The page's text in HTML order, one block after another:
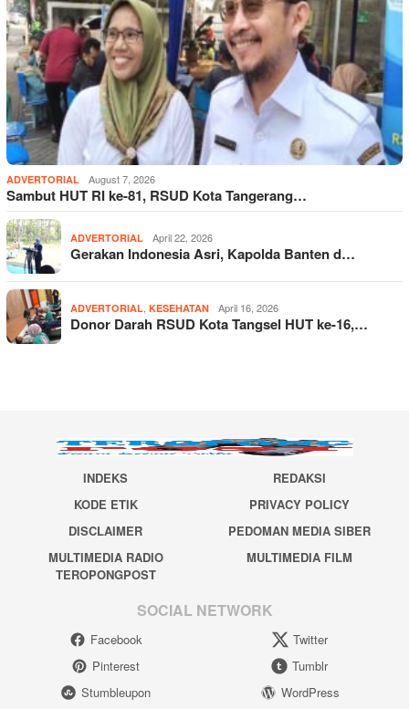
ADVERTORIAL August 7, 2026
Sambut HUT RI ke-81, RSUD Kota Tangerang…
ADVERTORIAL April 22, 2026
Gerakan Indonesia Asri, Kapolda Banten d…
ADVERTORIAL, KESEHATAN April 16, 2026
Donor Darah RSUD Kota Tangsel HUT ke-16,…
INDEKS
REDAKSI
KODE ETIK
PRIVACY POLICY
DISCLAIMER
PEDOMAN MEDIA SIBER
MULTIMEDIA RADIO
TEROPONGPOST
MULTIMEDIA FILM
SOCIAL NETWORK
Facebook
Twitter
Pinterest
Tumblr
Stumbleupon
WordPress